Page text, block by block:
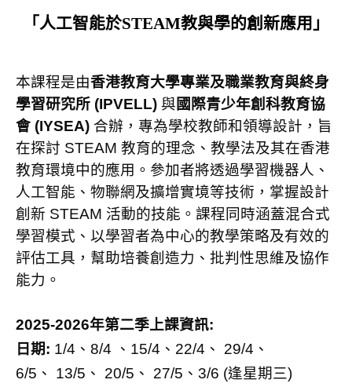
「人工智能於STEAM教與學的創新應用」
本課程是由香港教育大學專業及職業教育與終身
學習研究所 (IPVELL) 與國際青少年創科教育協
會 (IYSEA) 合辦，專為學校教師和領導設計，旨
在探討 STEAM 教育的理念、教學法及其在香港
教育環境中的應用。參加者將透過學習機器人、
人工智能、物聯網及擴增實境等技術，掌握設計
創新 STEAM 活動的技能。課程同時涵蓋混合式
學習模式、以學習者為中心的教學策略及有效的
評估工具，幫助培養創造力、批判性思維及協作
能力。
2025-2026年第二季上課資訊:
日期: 1/4 、 8/4 、 15/4 、 22/4 、 29/4 、
6/5 、 13/5 、 20/5 、 27/5 、 3/6 (逢星期三)